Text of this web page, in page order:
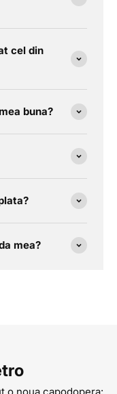
cel din
buna?
mea?
o noua capodopera: